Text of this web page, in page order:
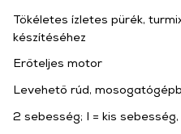
Tökéletes ízletes pürék,
készítéséhez
Erőteljes motor
Levehető rúd,
2 sebesség; I = kis